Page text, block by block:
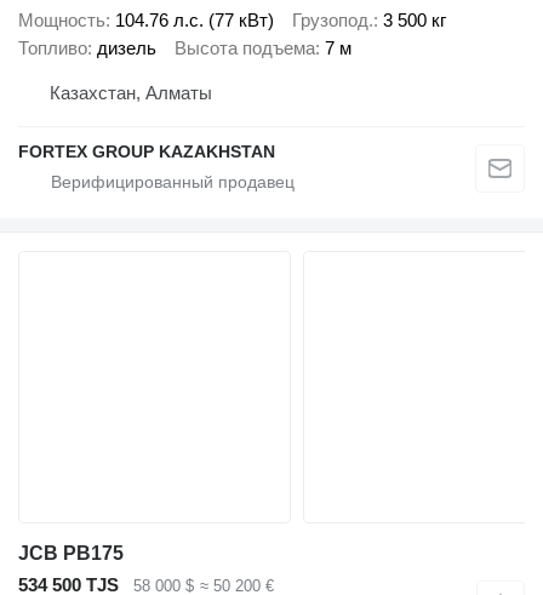
Мощность 104.76 л.с. (77 кВт) Грузопод. 3 500 кг
Топливо дизель Высота подъема 7 м
Казахстан, Алматы
FORTEX GROUP KAZAKHSTAN
JCB PB175
534 500 TJS
58 000 $ ≈ 50 200 €